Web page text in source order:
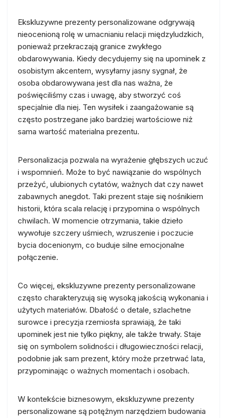
Ekskluzywne prezenty personalizowane odgrywają
nieocenioną rolę w umacnianiu relacji międzyludzkich,
ponieważ przekraczają granice zwykłego
obdarowywania. Kiedy decydujemy się na upominek z
osobistym akcentem, wysyłamy jasny sygnał, że
osoba obdarowywana jest dla nas ważna, że
poświęciliśmy czas i uwagę, aby stworzyć coś
specjalnie dla niej. Ten wysiłek i zaangażowanie są
często postrzegane jako bardziej wartościowe niż
sama wartość materialna prezentu.
Personalizacja pozwala na wyrażenie głębszych uczuć
i wspomnień. Może to być nawiązanie do wspólnych
przeżyć, ulubionych cytatów, ważnych dat czy nawet
zabawnych anegdot. Taki prezent staje się nośnikiem
historii, która scala relację i przypomina o wspólnych
chwilach. W momencie otrzymania, takie dzieło
wywołuje szczery uśmiech, wzruszenie i poczucie
bycia docenionym, co buduje silne emocjonalne
połączenie.
Co więcej, ekskluzywne prezenty personalizowane
często charakteryzują się wysoką jakością wykonania i
użytych materiałów. Dbałość o detale, szlachetne
surowce i precyzja rzemiosła sprawiają, że taki
upominek jest nie tylko piękny, ale także trwały. Staje
się on symbolem solidności i długowieczności relacji,
podobnie jak sam prezent, który może przetrwać lata,
przypominając o ważnych momentach i osobach.
W kontekście biznesowym, ekskluzywne prezenty
personalizowane są potężnym narzędziem budowania